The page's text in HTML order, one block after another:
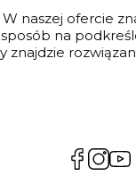
naszej ofercie
na
(Otwiera
się się